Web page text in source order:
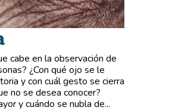
cabe en la observación de
¿Con qué ojo se le
y con cuál gesto se cierra
no se desea conocer?
y cuándo se nubla de...